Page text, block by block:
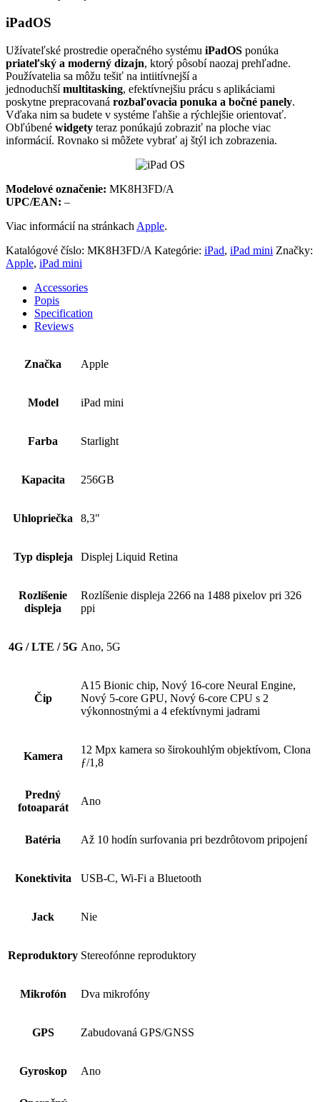
iPadOS
Užívateľské prostredie operačného systému iPadOS ponúka
priateľský a moderný dizajn, ktorý pôsobí naozaj prehľadne.
Používatelia sa môžu tešiť na intiitívnejší a
jednoduchšímultitasking, efektívnejšiu prácu s aplikáciami
poskytne prepracovaná rozbaľovacia ponuka a bočné panely.
Vďaka nim sa budete v systéme ľahšie a rýchlejšie orientovať.
Obľúbené widgety teraz ponúkajú zobraziť na ploche viac
informácií. Rovnako si môžete vybrať aj štýl ich zobrazenia.
Modelové označenie: MK8H3FD/A
UPC/EAN: –
Viac informácií na stránkach Apple.
Katalógové číslo: MK8H3FD/A Kategórie: iPad, iPad mini Značky:
Apple, iPad mini
Accessories
Popis
Specification
Reviews
Značka Apple
Model iPad mini
Farba Starlight
Kapacita 256GB
Uhlopriečka 8,3"
Typ displeja Displej Liquid Retina
Rozlíšenie
displeja
Rozlíšenie displeja 2266 na 1488 pixelov pri 326
ppi
4G / LTE / 5G Ano, 5G
Čip
A15 Bionic chip, Nový 16‑core Neural Engine,
Nový 5-core GPU, Nový 6‑core CPU s 2
výkonnostnými a 4 efektívnymi jadrami
Kamera
12 Mpx kamera so širokouhlým objektívom, Clona
ƒ/1,8
Predný
fotoaparát
Ano
Batéria Až 10 hodín surfovania pri bezdrôtovom pripojení
Konektivita USB-C, Wi-Fi a Bluetooth
Jack Nie
Reproduktory Stereofónne repro­duktory
Mikrofón Dva mikrofóny
GPS Zabudovaná GPS/GNSS
Gyroskop Ano